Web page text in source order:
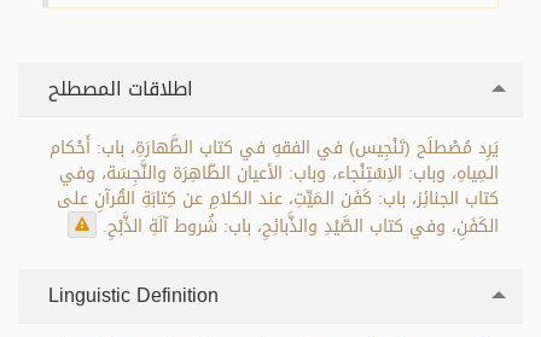
اطلاقات المصطلح
يَرِد مُصْطلَح (تَنْجِيس) في الفقهِ في كتاب الطَّهارَةِ، باب: أَحْكام
الـمِياهِ، وباب: الاِسْتِنْجاء، وباب: الأعيان الطّاهِرَة والنَّجِسَة، وفي
كتاب الجنائِز، باب: كَفَن الـمَيِّتِ، عند الكلامِ عن كِتابَةِ القُرآنِ على
الكَفَنِ، وفي كتاب الصَّيْدِ والذَّبائِحِ، باب: شُروط آلَةِ الذَّبْحِ.
Linguistic Definition